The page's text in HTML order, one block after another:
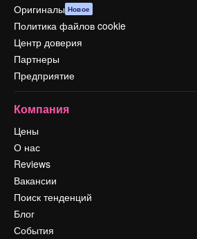
Оригиналы Новое
Политика файлов cookie
Центр доверия
Партнеры
Предприятие
Компания
Цены
О нас
Reviews
Вакансии
Поиск тенденций
Блог
События